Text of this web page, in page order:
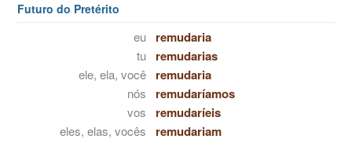
Futuro do Pretérito
eu remudaria
tu remudarias
ele, ela, você remudaria
nós remudaríamos
vos remudaríeis
eles, elas, vocês remudariam